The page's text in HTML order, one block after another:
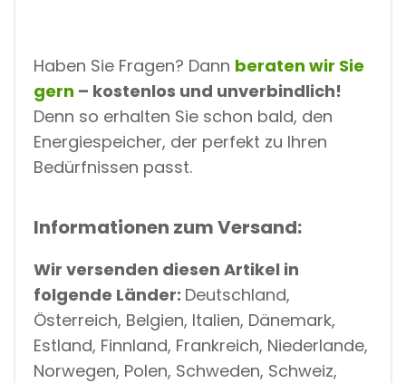
Haben Sie Fragen? Dann beraten wir Sie
gern – kostenlos und unverbindlich!
Denn so erhalten Sie schon bald, den
Energiespeicher, der perfekt zu Ihren
Bedürfnissen passt.
Informationen zum Versand:
Wir versenden diesen Artikel in
folgende Länder: Deutschland,
Österreich, Belgien, Italien, Dänemark,
Estland, Finnland, Frankreich, Niederlande,
Norwegen, Polen, Schweden, Schweiz,